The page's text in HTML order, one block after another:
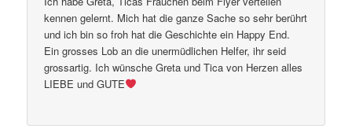
kennen gelernt. Mich hat die ganze Sache so sehr berührt
und ich bin so froh hat die Geschichte ein Happy End.
Ein grosses Lob an die unermüdlichen Helfer, ihr seid
grossartig. Ich wünsche Greta und Tica von Herzen alles
LIEBE und GUTE